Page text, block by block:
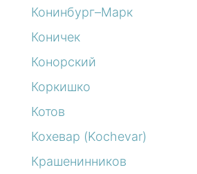
Конинбург–Марк
Коничек
Конорский
Коркишко
Котов
Кохевар (Kochevar)
Крашенинников